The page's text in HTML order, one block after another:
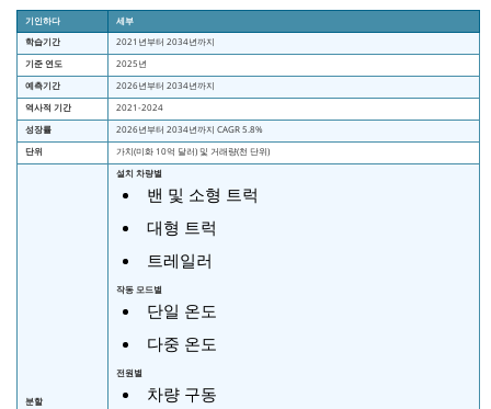
기인하다
세부
학습기간
2021년부터 2034년까지
기준 연도
2025년
예측기간
2026년부터 2034년까지
역사적 기간
2021-2024
성장률
2026년부터 2034년까지 CAGR 5.8%
단위
가치(미화 10억 달러) 및 거래량(천 단위)
분할
설치 차량별
밴 및 소형 트럭
대형 트럭
트레일러
작동 모드별
단일 온도
다중 온도
전원별
차량 구동